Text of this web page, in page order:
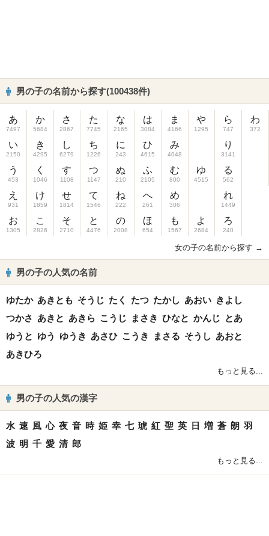
男の子の名前から探す(100438件)
あ
7497
い
2150
う
453
え
931
お
1305
か
5684
き
4295
く
1046
け
1859
こ
2826
さ
2867
し
6279
す
1108
せ
1814
そ
2710
た
7745
ち
1226
つ
1147
て
1546
と
4476
な
2165
に
243
ぬ
210
ね
222
の
2008
は
3084
ひ
4615
ふ
2105
へ
261
ほ
654
ま
4166
み
4048
む
800
め
306
も
1567
や
1295
ゆ
4515
よ
2684
ら
747
り
3141
る
562
れ
1449
ろ
240
わ
372
女の子の名前から探す →
男の子の人気の名前
ゆたか あきとも そうじ たく たつ たかし あおい きよし
つかさ あきと あきら こうじ まさき ひなと かんじ とあ
ゆうと ゆう ゆうき あさひ こうき まさる そうし あおと
あきひろ
もっと見る...
男の子の人気の漢字
水 速 風 心 夜 音 時 姫 幸 七 琥 紅 聖 英 日 増 蒼 朗 羽
波 明 千 愛 清 郎
もっと見る...